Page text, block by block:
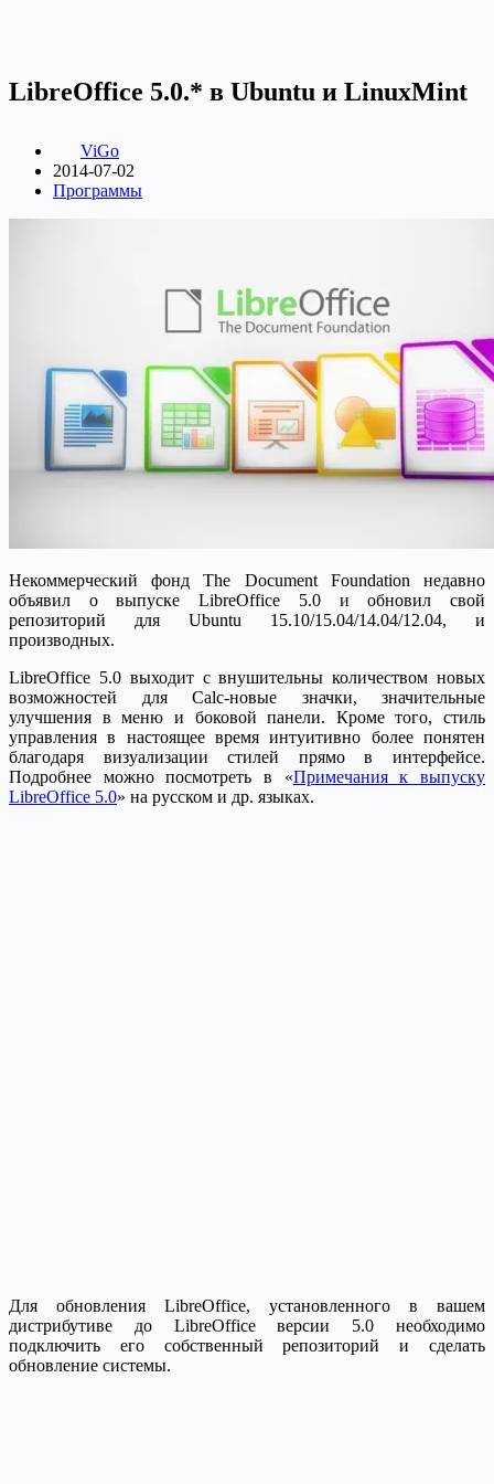
LibreOffice 5.0.* в Ubuntu и LinuxMint
ViGo
2014-07-02
Программы
Некоммерческий фонд The Document Foundation недавно
объявил о выпуске LibreOffice 5.0 и обновил свой
репозиторий для Ubuntu 15.10/15.04/14.04/12.04, и
производных.
LibreOffice 5.0 выходит с внушительны количеством новых
возможностей для Calc-новые значки, значительные
улучшения в меню и боковой панели. Кроме того, стиль
управления в настоящее время интуитивно более понятен
благодаря визуализации стилей прямо в интерфейсе.
Подробнее можно посмотреть в «Примечания к выпуску
LibreOffice 5.0» на русском и др. языках.
Для обновления LibreOffice, установленного в вашем
дистрибутиве до LibreOffice версии 5.0 необходимо
подключить его собственный репозиторий и сделать
обновление системы.